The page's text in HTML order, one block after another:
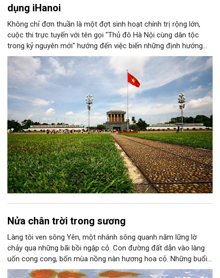
dụng iHanoi
Không chỉ đơn thuần là một đợt sinh hoạt chính trị rộng lớn,
cuộc thi trực tuyến với tên gọi "Thủ đô Hà Nội cùng dân tộc
trong kỷ nguyên mới" hướng đến việc biến những định hướng
chiến lược trong Nghị quyết số 02-NQ/TW của Bộ Chính trị
thành niềm tin, thành nhận thức chung của mỗi người dân.
Nửa chân trời trong sương
Làng tôi ven sông Yên, một nhánh sông quanh năm lững lờ
chảy qua những bãi bồi ngập cỏ. Con đường đất dẫn vào làng
uốn cong cong, bốn mùa nồng nàn hương hoa cỏ. Những buổi
hoàng hôn, khi nắng đã dịu xuống phía cuối sông, đám hoa tím